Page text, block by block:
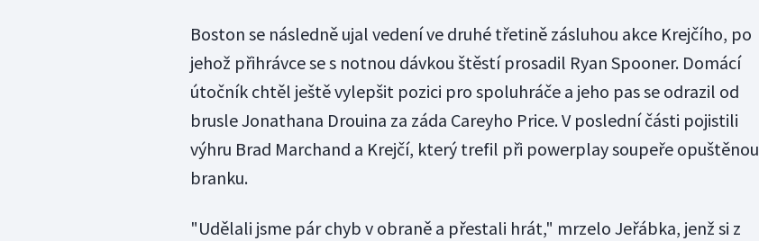
Boston se následně ujal vedení ve druhé třetině zásluhou akce Krejčího, po
jehož přihrávce se s notnou dávkou štěstí prosadil Ryan Spooner. Domácí
útočník chtěl ještě vylepšit pozici pro spoluhráče a jeho pas se odrazil od
brusle Jonathana Drouina za záda Careyho Price. V poslední části pojistili
výhru Brad Marchand a Krejčí, který trefil při powerplay soupeře opuštěnou
branku.
"Udělali jsme pár chyb v obraně a přestali hrát," mrzelo Jeřábka, jenž si z